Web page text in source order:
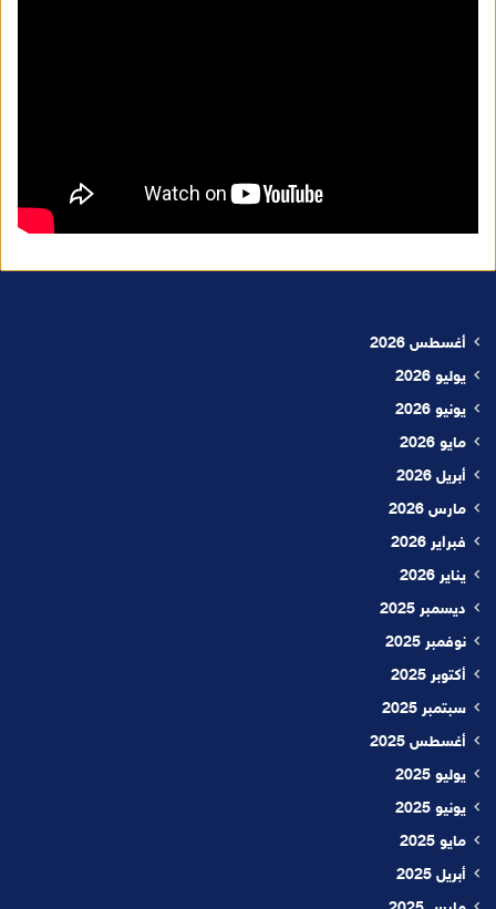
أغسطس 2026
يوليو 2026
يونيو 2026
مايو 2026
أبريل 2026
مارس 2026
فبراير 2026
يناير 2026
ديسمبر 2025
نوفمبر 2025
أكتوبر 2025
سبتمبر 2025
أغسطس 2025
يوليو 2025
يونيو 2025
مايو 2025
أبريل 2025